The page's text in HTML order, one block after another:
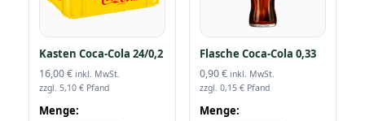
Kasten Coca-Cola 24/0,2
16,00€ inkl. MwSt.
zzgl. 5,10 € Pfand
Menge:
Flasche Coca-Cola 0,33
0,90€ inkl. MwSt.
zzgl. 0,15 € Pfand
Menge: